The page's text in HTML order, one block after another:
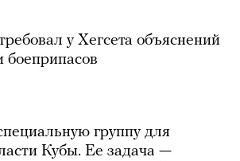
у Хегсета объяснений
боеприпасов
группу для
Кубы. Ее задача —